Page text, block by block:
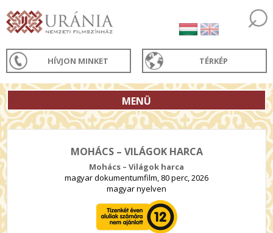
HÍVJON MINKET TÉRKÉP
MENÜ
MOHÁCS – VILÁGOK HARCA
Mohács – Világok harca
magyar dokumentumfilm, 80 perc, 2026
magyar nyelven